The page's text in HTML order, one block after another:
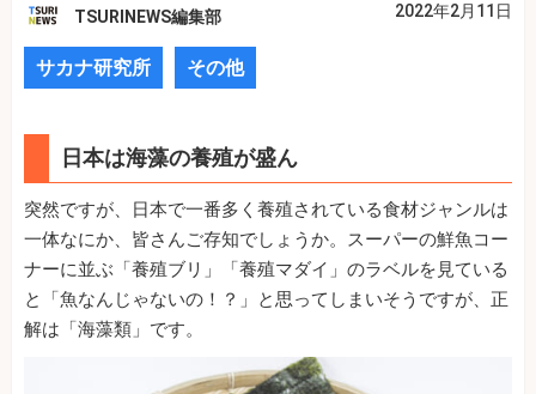
TSURINEWS編集部 2022年2月11日
サカナ研究所 その他
日本は海藻の養殖が盛ん
突然ですが、日本で一番多く養殖されている食材ジャンルは
一体なにか、皆さんご存知でしょうか。スーパーの鮮魚コー
ナーに並ぶ「養殖ブリ」「養殖マダイ」のラベルを見ている
と「魚なんじゃないの！？」と思ってしまいそうですが、正
解は「海藻類」です。